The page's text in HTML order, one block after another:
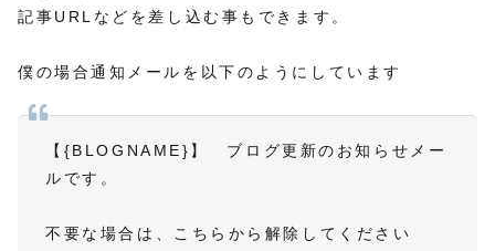
記事URLなどを差し込む事もできます。
僕の場合通知メールを以下のようにしています
【{BLOGNAME}】 ブログ更新のお知らせメー
ルです。
不要な場合は、こちらから解除してください